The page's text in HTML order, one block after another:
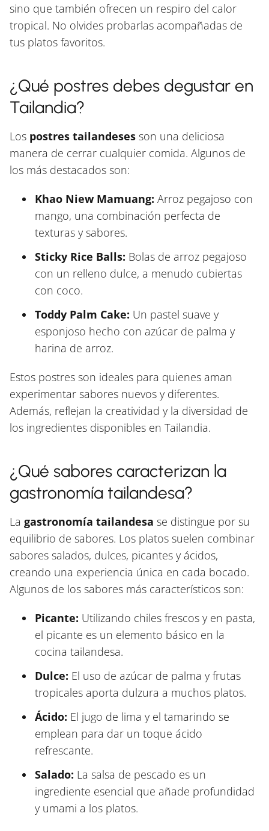
sino que también ofrecen un respiro del calor
tropical. No olvides probarlas acompañadas de
tus platos favoritos.
¿Qué postres debes degustar en
Tailandia?
Los postres tailandeses son una deliciosa
manera de cerrar cualquier comida. Algunos de
los más destacados son:
Khao Niew Mamuang: Arroz pegajoso con
mango, una combinación perfecta de
texturas y sabores.
Sticky Rice Balls: Bolas de arroz pegajoso
con un relleno dulce, a menudo cubiertas
con coco.
Toddy Palm Cake: Un pastel suave y
esponjoso hecho con azúcar de palma y
harina de arroz.
Estos postres son ideales para quienes aman
experimentar sabores nuevos y diferentes.
Además, reflejan la creatividad y la diversidad de
los ingredientes disponibles en Tailandia.
¿Qué sabores caracterizan la
gastronomía tailandesa?
La gastronomía tailandesa se distingue por su
equilibrio de sabores. Los platos suelen combinar
sabores salados, dulces, picantes y ácidos,
creando una experiencia única en cada bocado.
Algunos de los sabores más característicos son:
Picante: Utilizando chiles frescos y en pasta,
el picante es un elemento básico en la
cocina tailandesa.
Dulce: El uso de azúcar de palma y frutas
tropicales aporta dulzura a muchos platos.
Ácido: El jugo de lima y el tamarindo se
emplean para dar un toque ácido
refrescante.
Salado: La salsa de pescado es un
ingrediente esencial que añade profundidad
y umami a los platos.